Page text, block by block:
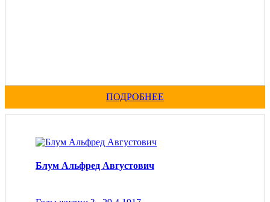
ПОДРОБНЕЕ
Блум Альфред Августович